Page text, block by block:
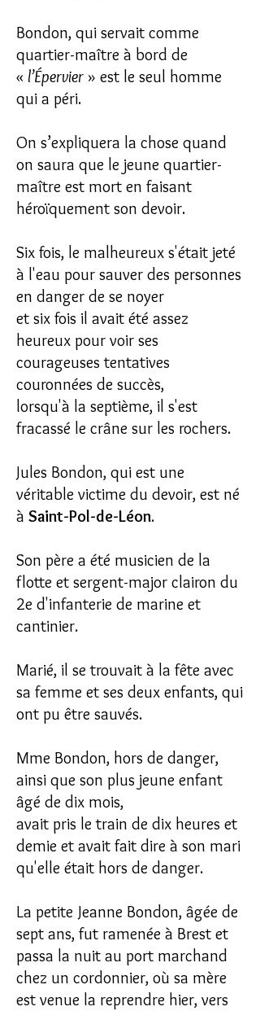
Bondon, qui servait comme
quartier-maître à bord de
« l’Épervier » est le seul homme
qui a péri.
On s’expliquera la chose quand
on saura que le jeune quartier-
maître est mort en faisant
héroïquement son devoir.
Six fois, le malheureux s'était jeté
à l'eau pour sauver des personnes
en danger de se noyer
et six fois il avait été assez
heureux pour voir ses
courageuses tentatives
couronnées de succès,
lorsqu'à la septième, il s'est
fracassé le crâne sur les rochers.
Jules Bondon, qui est une
véritable victime du devoir, est né
à Saint-Pol-de-Léon.
Son père a été musicien de la
flotte et sergent-major clairon du
2e d'infanterie de marine et
cantinier.
Marié, il se trouvait à la fête avec
sa femme et ses deux enfants, qui
ont pu être sauvés.
Mme Bondon, hors de danger,
ainsi que son plus jeune enfant
âgé de dix mois,
avait pris le train de dix heures et
demie et avait fait dire à son mari
qu'elle était hors de danger.
La petite Jeanne Bondon, âgée de
sept ans, fut ramenée à Brest et
passa la nuit au port marchand
chez un cordonnier, où sa mère
est venue la reprendre hier, vers